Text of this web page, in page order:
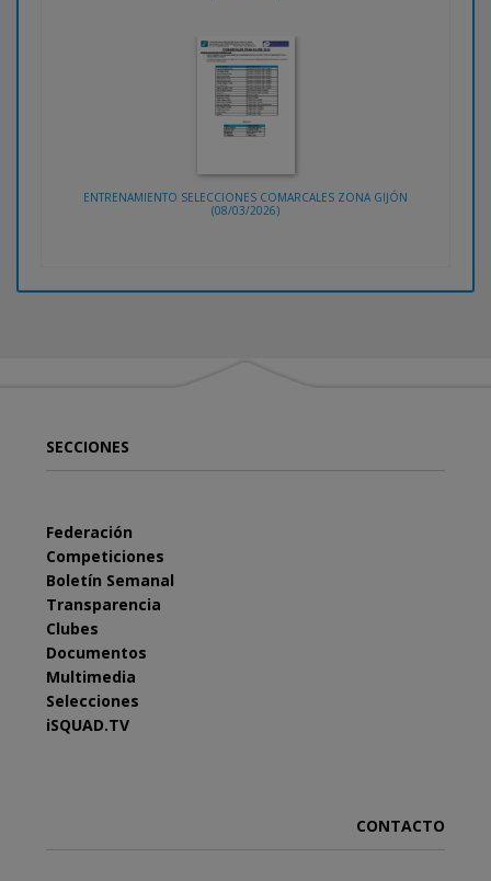
ENTRENAMIENTO SELECCIONES COMARCALES ZONA GIJÓN
(08/03/2026)
SECCIONES
Federación
Competiciones
Boletín Semanal
Transparencia
Clubes
Documentos
Multimedia
Selecciones
iSQUAD.TV
CONTACTO